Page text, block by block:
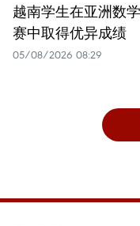
越南学生在亚洲数
赛中取得优异成绩
05/08/2026 08:29